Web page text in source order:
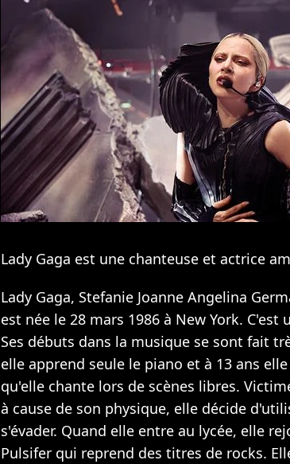
Lady Gaga est une chanteuse et actrice
Lady Gaga, Stefanie Joanne Angelina
est née le 28 mars 1986 à New York. C'est
Ses débuts dans la musique se sont fait
elle apprend seule le piano et à 13 ans
qu'elle chante lors de scènes libres.
à cause de son physique, elle décide
s'évader. Quand elle entre au lycée, elle
Pulsifer qui reprend des titres de rocks.